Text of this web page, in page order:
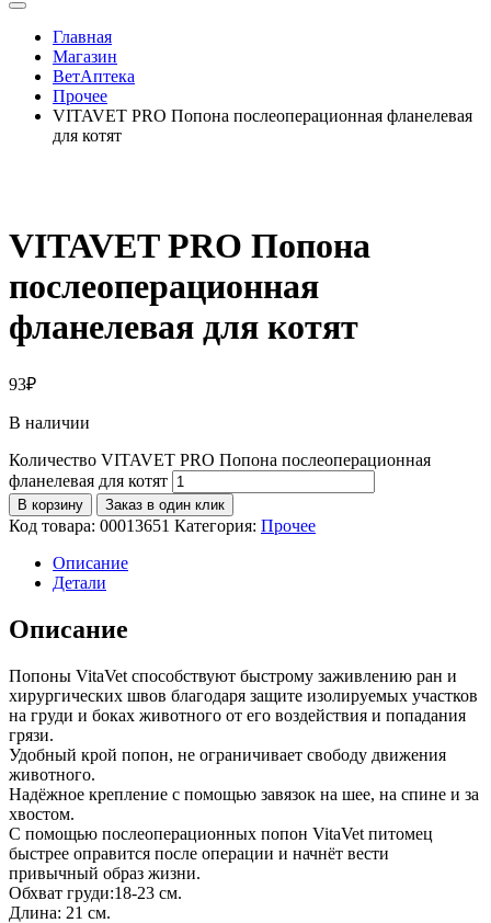
Главная
Магазин
ВетАптека
Прочее
VITAVET PRO Попона послеоперационная фланелевая
для котят
VITAVET PRO Попона
послеоперационная
фланелевая для котят
93₽
В наличии
Количество VITAVET PRO Попона послеоперационная
фланелевая для котят
В корзину Заказ в один клик
Код товара: 00013651 Категория: Прочее
Описание
Детали
Описание
Попоны VitaVet способствуют быстрому заживлению ран и
хирургических швов благодаря защите изолируемых участков
на груди и боках животного от его воздействия и попадания
грязи.
Удобный крой попон, не ограничивает свободу движения
животного.
Надёжное крепление с помощью завязок на шее, на спине и за
хвостом.
С помощью послеоперационных попон VitaVet питомец
быстрее оправится после операции и начнёт вести
привычный образ жизни.
Обхват груди:18-23 см.
Длина: 21 см.